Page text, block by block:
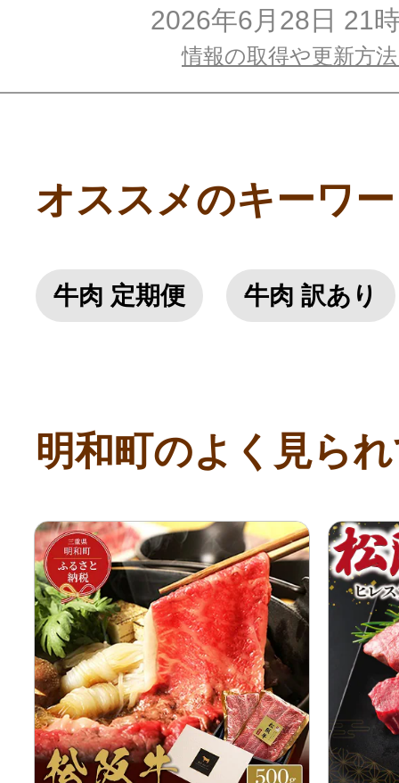
2026年6月28日 21
情報の取得や更新方
オススメのキーワ
牛肉 定期便 牛肉 訳あり
明和町のよく見ら